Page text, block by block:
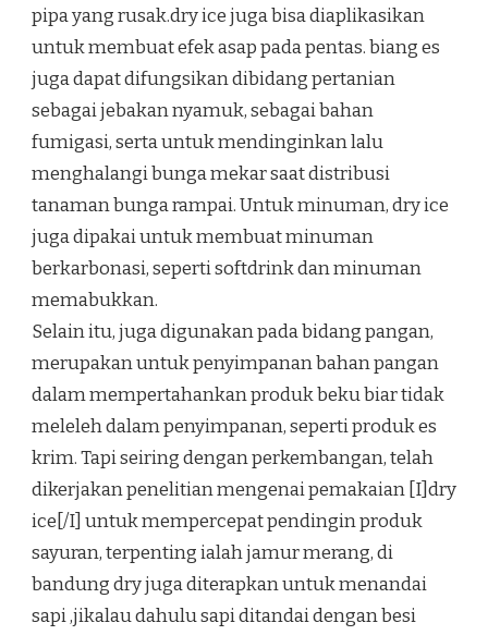
pipa yang rusak.dry ice juga bisa diaplikasikan
untuk membuat efek asap pada pentas. biang es
juga dapat difungsikan dibidang pertanian
sebagai jebakan nyamuk, sebagai bahan
fumigasi, serta untuk mendinginkan lalu
menghalangi bunga mekar saat distribusi
tanaman bunga rampai. Untuk minuman, dry ice
juga dipakai untuk membuat minuman
berkarbonasi, seperti softdrink dan minuman
memabukkan.
Selain itu, juga digunakan pada bidang pangan,
merupakan untuk penyimpanan bahan pangan
dalam mempertahankan produk beku biar tidak
meleleh dalam penyimpanan, seperti produk es
krim. Tapi seiring dengan perkembangan, telah
dikerjakan penelitian mengenai pemakaian [I]dry
ice[/I] untuk mempercepat pendingin produk
sayuran, terpenting ialah jamur merang, di
bandung dry juga diterapkan untuk menandai
sapi ,jikalau dahulu sapi ditandai dengan besi